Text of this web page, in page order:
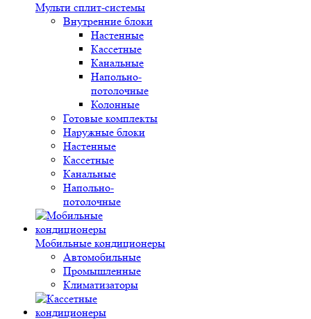
Мульти сплит-системы
Внутренние блоки
Настенные
Кассетные
Канальные
Напольно-
потолочные
Колонные
Готовые комплекты
Наружные блоки
Настенные
Кассетные
Канальные
Напольно-
потолочные
Мобильные кондиционеры
Автомобильные
Промышленные
Климатизаторы